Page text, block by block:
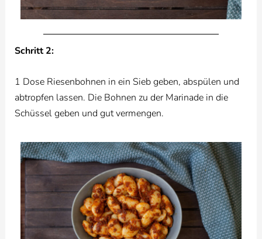
Schritt 2:
1 Dose Riesenbohnen in ein Sieb geben, abspülen und
abtropfen lassen. Die Bohnen zu der Marinade in die
Schüssel geben und gut vermengen.